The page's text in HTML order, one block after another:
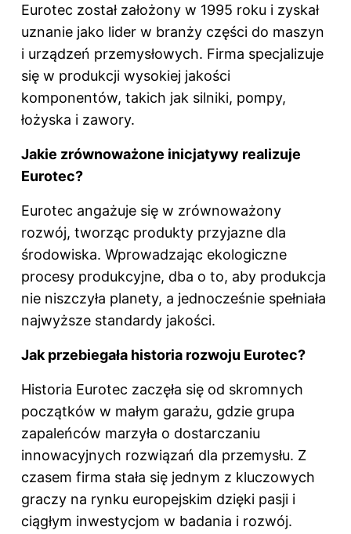
Eurotec został założony w 1995 roku i zyskał
uznanie jako lider w branży części do maszyn
i urządzeń przemysłowych. Firma specjalizuje
się w produkcji wysokiej jakości
komponentów, takich jak silniki, pompy,
łożyska i zawory.
Jakie zrównoważone inicjatywy realizuje
Eurotec?
Eurotec angażuje się w zrównoważony
rozwój, tworząc produkty przyjazne dla
środowiska. Wprowadzając ekologiczne
procesy produkcyjne, dba o to, aby produkcja
nie niszczyła planety, a jednocześnie spełniała
najwyższe standardy jakości.
Jak przebiegała historia rozwoju Eurotec?
Historia Eurotec zaczęła się od skromnych
początków w małym garażu, gdzie grupa
zapaleńców marzyła o dostarczaniu
innowacyjnych rozwiązań dla przemysłu. Z
czasem firma stała się jednym z kluczowych
graczy na rynku europejskim dzięki pasji i
ciągłym inwestycjom w badania i rozwój.